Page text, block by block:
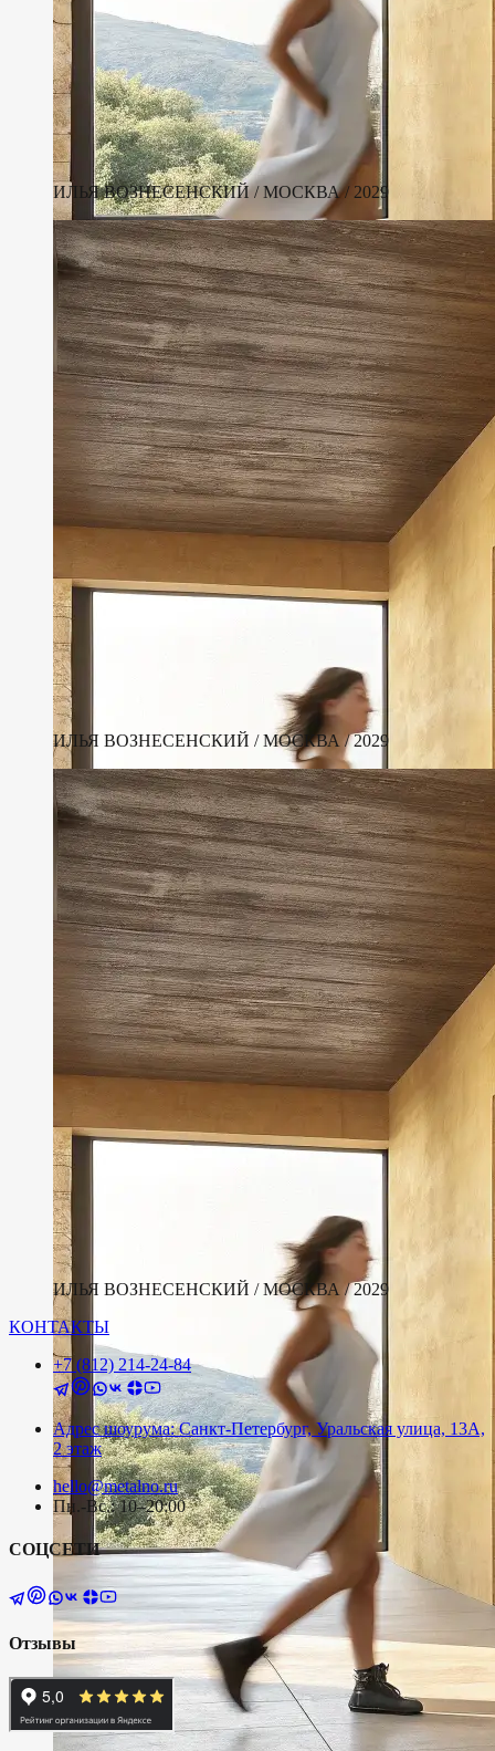
ИЛЬЯ ВОЗНЕСЕНСКИЙ / МОСКВА / 2029
ИЛЬЯ ВОЗНЕСЕНСКИЙ / МОСКВА / 2029
ИЛЬЯ ВОЗНЕСЕНСКИЙ / МОСКВА / 2029
КОНТАКТЫ
+7 (812) 214-24-84
Адрес шоурума: Санкт-Петербург, Уральская улица, 13А,
2 этаж
hello@metalno.ru
Пн.-Вс.: 10–20:00
СОЦСЕТИ
Отзывы